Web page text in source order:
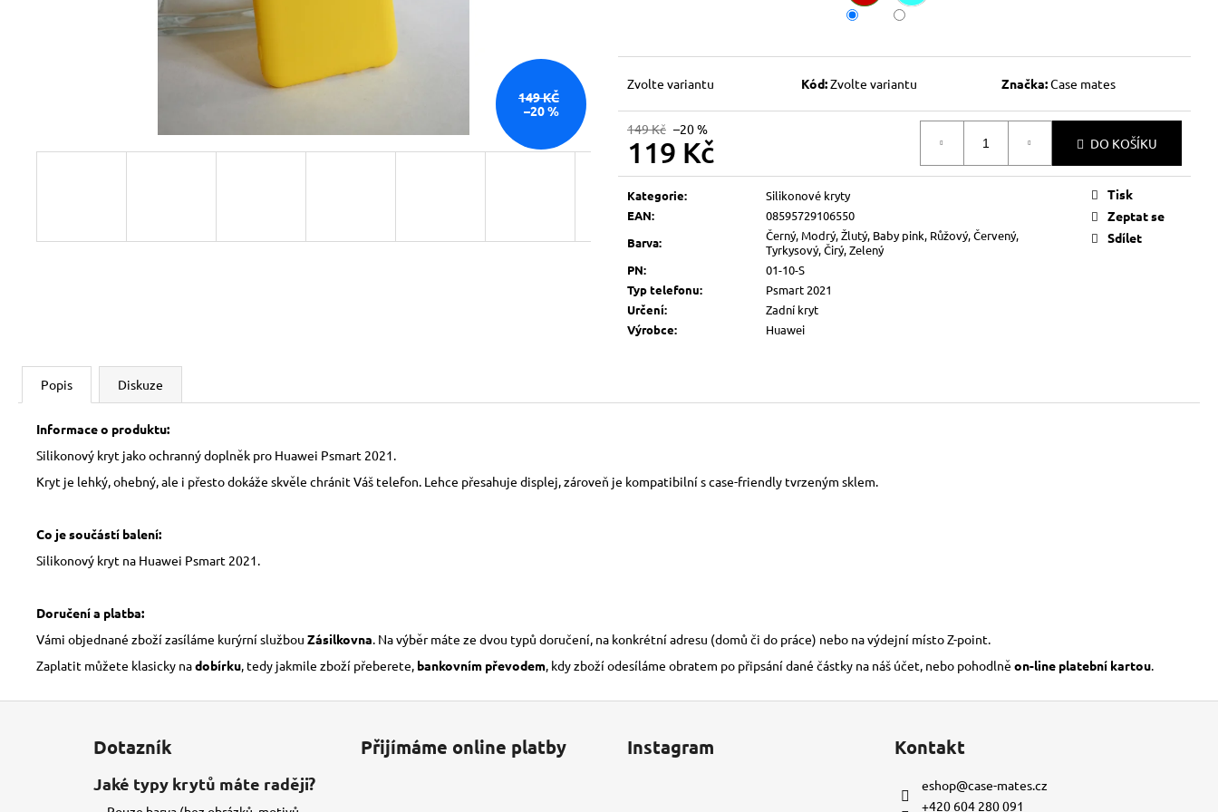
Zvolte variantu Kód:Zvolte variantu Značka:Case mates
149 Kč –20 %
119 Kč
Měrná
cena:
DO KOŠÍKU
Kategorie:
Silikonové kryty
EAN:
08595729106550
Barva:
Černý, Modrý, Žlutý, Baby pink, Růžový, Červený,
Tyrkysový, Čirý, Zelený
PN:
01-10-S
Typ telefonu:
Psmart 2021
Určení:
Zadní kryt
Výrobce: Huawei
Tisk
Zeptat se
Sdílet
149 KČ
–20 %
Popis Diskuze
Informace o produktu:
Silikonový kryt jako ochranný doplněk pro Huawei Psmart 2021.
Kryt je lehký, ohebný, ale i přesto dokáže skvěle chránit Váš telefon. Lehce přesahuje displej, zároveň je kompatibilní s case-friendly tvrzeným sklem.
Co je součástí balení:
Silikonový kryt na Huawei Psmart 2021.
Doručení a platba:
Vámi objednané zboží zasíláme kurýrní službou Zásilkovna . Na výběr máte ze dvou typů doručení, na konkrétní adresu (domů či do práce) nebo na výdejní místo Z-point.
Zaplatit můžete klasicky nadobírku , tedy jakmile zboží přeberete, bankovním převodem , kdy zboží odesíláme obratem po připsání dané částky na náš účet, nebo pohodlně on-line platební kartou
Dotazník
Jaké typy krytů máte raději?
Přijímáme online platby Instagram Kontakt
eshop@case-mates.cz
+420 604 280 091